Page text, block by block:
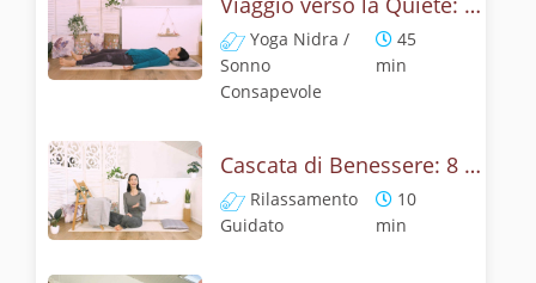
Yoga Nidra /
Sonno
Consapevole
45
min
Cascata di Benessere: 8 minuti di Rilassamento
Rilassamento
Guidato
10
min